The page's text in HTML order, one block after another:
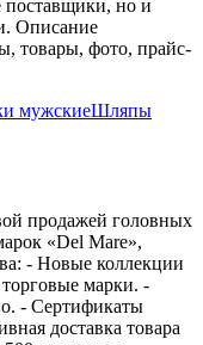
поставщики, но и
Описание
товары, фото, прайс-
мужскиеШляпы
продажей головных
«Del Mare»,
- Новые коллекции
марки. -
- Сертификаты
доставка товара